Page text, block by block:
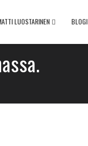
LUOSTARINEN BLOGI